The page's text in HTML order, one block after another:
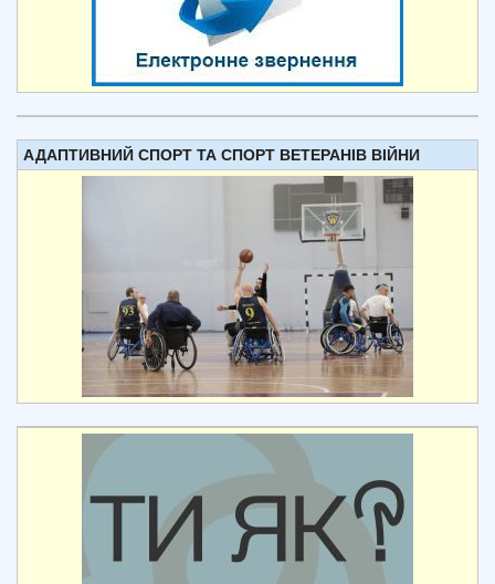
АДАПТИВНИЙ СПОРТ ТА СПОРТ ВЕТЕРАНІВ ВІЙНИ